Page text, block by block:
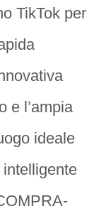
TikTok per
e l’ampia
ideale
intelligente